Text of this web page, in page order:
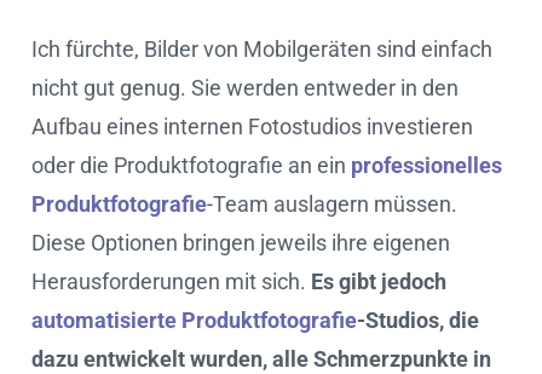
Ich fürchte, Bilder von Mobilgeräten sind einfach
nicht gut genug. Sie werden entweder in den
Aufbau eines internen Fotostudios investieren
oder die Produktfotografie an ein professionelles
Produktfotografie-Team auslagern müssen.
Diese Optionen bringen jeweils ihre eigenen
Herausforderungen mit sich. Es gibt jedoch
automatisierte Produktfotografie-Studios, die
dazu entwickelt wurden, alle Schmerzpunkte in